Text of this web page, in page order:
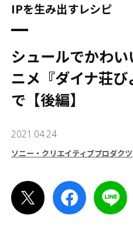
IPを生み出すレシピ
シュールでかわ
ニメ『ダイナ荘
で【後編】
2021.04.24
ソニー・クリエイティブプロダクツ